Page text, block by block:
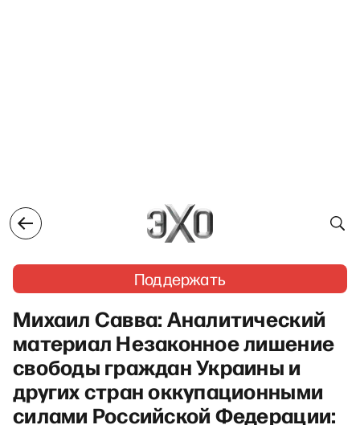
Поддержать
Михаил Савва: Аналитический
материал Незаконное лишение
свободы граждан Украины и
других стран оккупационными
силами Российской Федерации: